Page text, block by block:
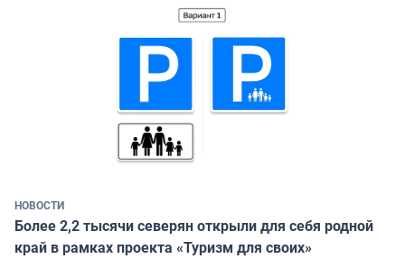
НОВОСТИ
Более 2,2 тысячи северян открыли для себя родной
край в рамках проекта «Туризм для своих»